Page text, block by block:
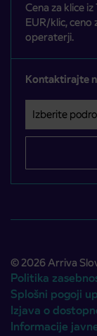
Cena za klice
EUR/klic, ceno
operaterji.
Kontaktirajte
Izberite
Področje je
© 2026 Arriva
Politika
Splošni pogoji
Izjava o
Informacije